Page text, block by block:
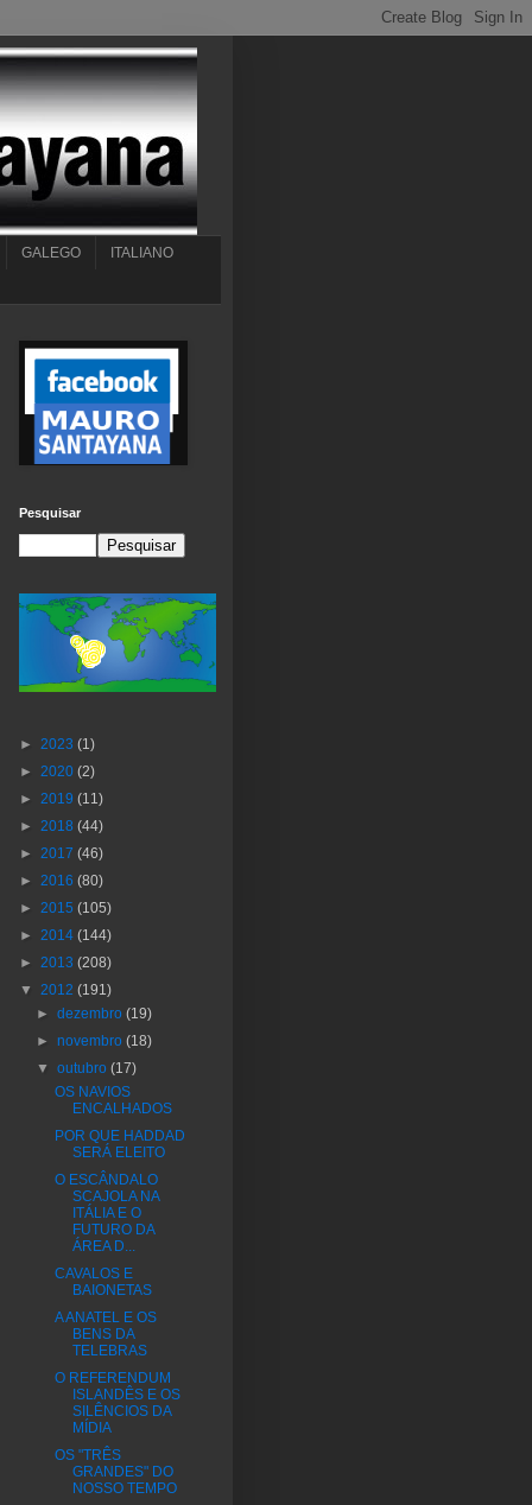
GALEGO ITALIANO
Pesquisar
► 2023 (1)
► 2020 (2)
► 2019 (11)
► 2018 (44)
► 2017 (46)
► 2016 (80)
► 2015 (105)
► 2014 (144)
► 2013 (208)
▼ 2012 (191)
►dezembro(19)
►novembro(18)
▼outubro(17)
OS NAVIOS
ENCALHADOS
POR QUE HADDAD
SERÁ ELEITO
O ESCÂNDALO
SCAJOLA NA
ITÁLIA E O
FUTURO DA
ÁREA D...
CAVALOS E
BAIONETAS
A ANATEL E OS
BENS DA
TELEBRAS
O REFERENDUM
ISLANDÊS E OS
SILÊNCIOS DA
MÍDIA
OS "TRÊS
GRANDES" DO
NOSSO TEMPO